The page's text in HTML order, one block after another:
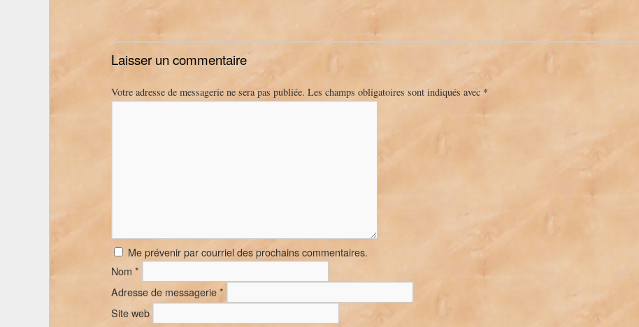
Laisser un commentaire
Votre adresse de messagerie ne sera pas publiée. Les champs obligatoires sont indiqués avec*
Me prévenir par courriel des prochains commentaires.
Nom *
Adresse de messagerie*
Site web